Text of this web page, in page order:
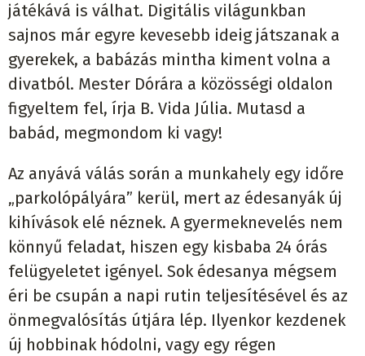
játékává is válhat. Digitális világunkban
sajnos már egyre kevesebb ideig játszanak a
gyerekek, a babázás mintha kiment volna a
divatból. Mester Dórára a közösségi oldalon
figyeltem fel, írja B. Vida Júlia. Mutasd a
babád, megmondom ki vagy!
Az anyává válás során a munkahely egy időre
„parkolópályára” kerül, mert az édesanyák új
kihívások elé néznek. A gyermeknevelés nem
könnyű feladat, hiszen egy kisbaba 24 órás
felügyeletet igényel. Sok édesanya mégsem
éri be csupán a napi rutin teljesítésével és az
önmegvalósítás útjára lép. Ilyenkor kezdenek
új hobbinak hódolni, vagy egy régen